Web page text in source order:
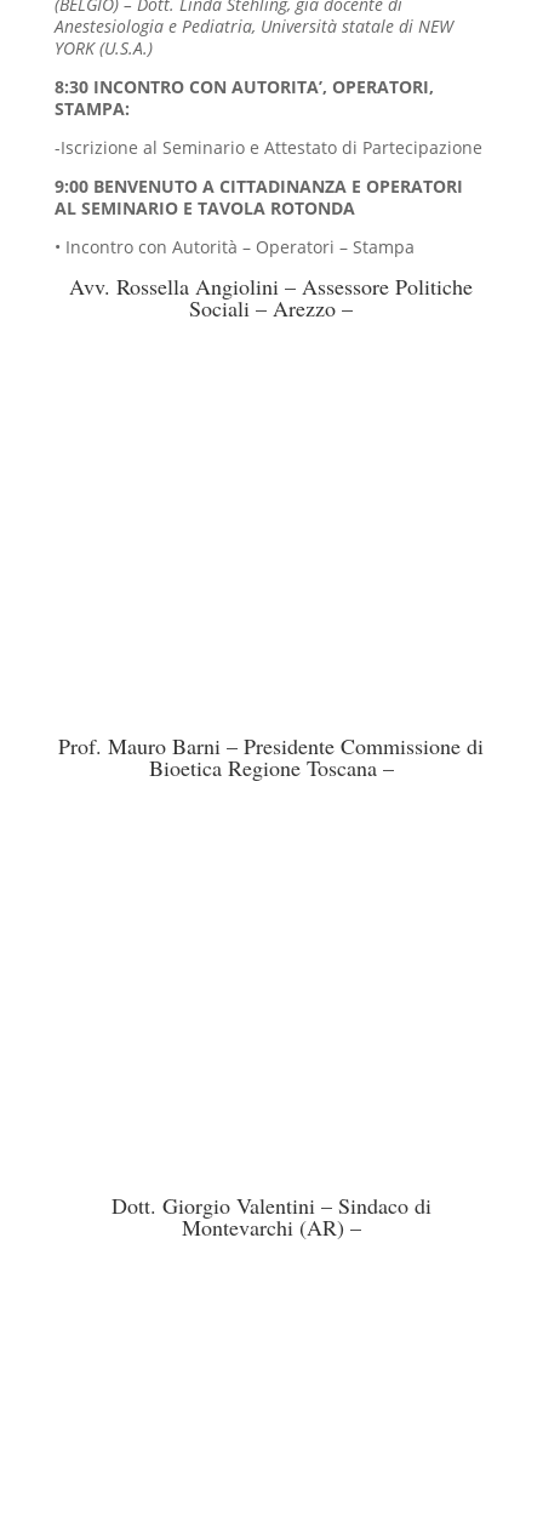
(BELGIO) – Dott. Linda Stehling, già docente di
Anestesiologia e Pediatria, Università statale di NEW
YORK (U.S.A.)
8:30 INCONTRO CON AUTORITA’, OPERATORI,
STAMPA:
-Iscrizione al Seminario e Attestato di Partecipazione
9:00 BENVENUTO A CITTADINANZA E OPERATORI
AL SEMINARIO E TAVOLA ROTONDA
• Incontro con Autorità – Operatori – Stampa
Avv. Rossella Angiolini – Assessore Politiche
Sociali – Arezzo –
Prof. Mauro Barni – Presidente Commissione di
Bioetica Regione Toscana –
Dott. Giorgio Valentini – Sindaco di
Montevarchi (AR) –